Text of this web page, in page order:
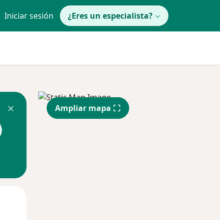
Iniciar sesión ¿Eres un especialista?
Ampliar mapa